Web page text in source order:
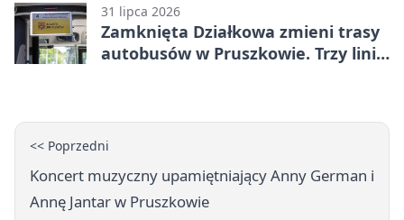
31 lipca 2026
Zamknięta Działkowa zmieni trasy
autobusów w Pruszkowie. Trzy linie
<< Poprzedni
Koncert muzyczny upamiętniający Anny German i
Annę Jantar w Pruszkowie